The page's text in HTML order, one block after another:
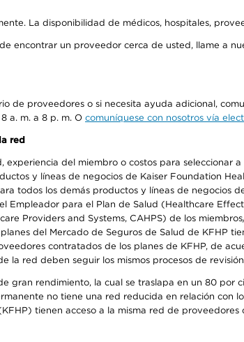
La disponibilidad de médicos, hospitales,
encontrar un proveedor cerca de usted, llame a
de proveedores o si necesita ayuda adicional,
a. m. a 8 p. m. O comuníquese con nosotros vía
red
del miembro o costos para seleccionar
y líneas de negocios de Kaiser Foundation
todos los demás productos y líneas de negocios
Empleador para el Plan de Salud (Healthcare
Providers and Systems, CAHPS) de los
del Mercado de Seguros de Salud de KFHP
contratados de los planes de KFHP, de
la red deben seguir los mismos procesos de
gran rendimiento, la cual se traslapa en un 80
no tiene una red reducida en relación con
tienen acceso a la misma red de